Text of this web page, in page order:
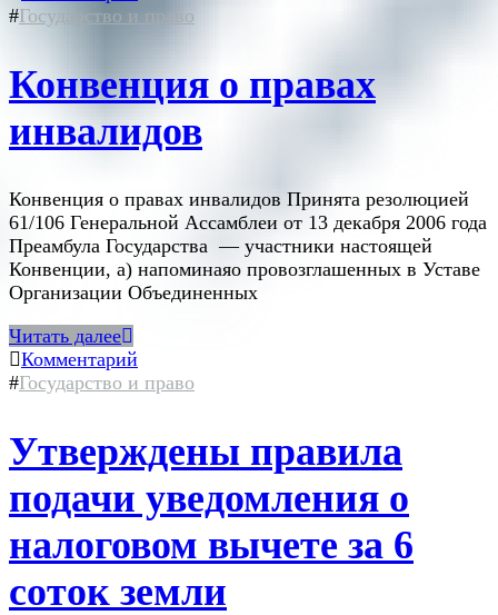
#Государство и право
Конвенция о правах
инвалидов
Конвенция о правах инвалидов Принята резолюцией
61/106 Генеральной Ассамблеи от 13 декабря 2006 года
Преамбула Государства — участники настоящей
Конвенции, a) напоминаяо провозглашенных в Уставе
Организации Объединенных
Читать далее
Комментарий
#Государство и право
Утверждены правила
подачи уведомления о
налоговом вычете за 6
соток земли